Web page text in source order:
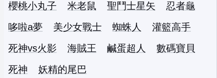
櫻桃小丸子
米老鼠 聖鬥士星矢
忍者龜
哆啦a夢
美少女戰士 蜘蛛人
灌籃高手
死神vs火影
海賊王 鹹蛋超人
數碼寶貝
死神
妖精的尾巴